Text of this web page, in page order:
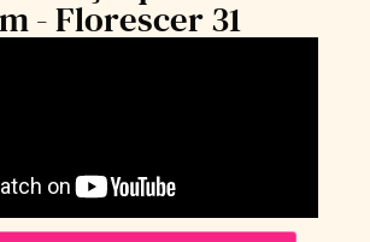
- Florescer 31